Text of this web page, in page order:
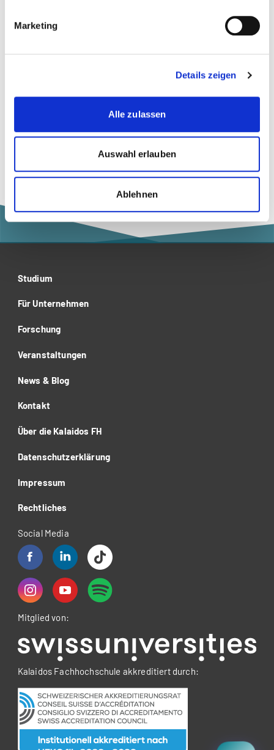
Marketing
Details zeigen
Alle zulassen
Auswahl erlauben
Ablehnen
Psychologie |
Wirtschaftspsychologie
more...
more...
Studium
Für Unternehmen
Forschung
Veranstaltungen
News & Blog
Kontakt
Über die Kalaidos FH
Datenschutzerklärung
Impressum
Rechtliches
Social Media
Mitglied von:
Kalaidos Fachhochschule akkreditiert durch: